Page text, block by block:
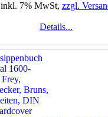
inkl. 7% MwSt, zzgl.
Details...